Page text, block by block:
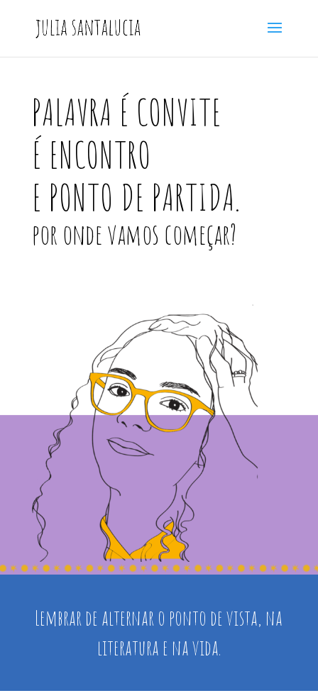
PALAVRA É CONVITE
É ENCONTRO
E PONTO DE PARTIDA.
por onde vamos começar?
Lembrar de alternar o ponto de vista, na
literatura e na vida.